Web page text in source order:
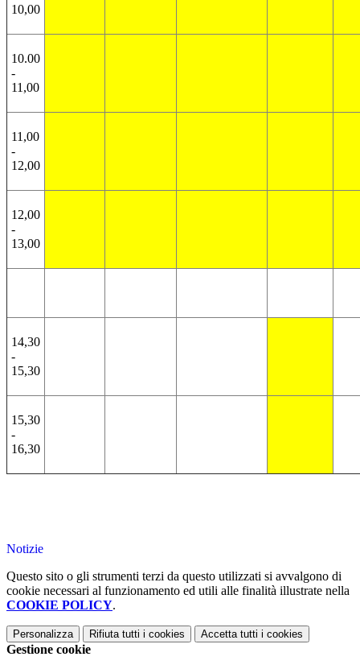
10,00
10.00
-
11,00
11,00
-
12,00
12,00
-
13,00
14,30
-
15,30
15,30
-
16,30
Notizie
Questo sito o gli strumenti terzi da questo utilizzati si avvalgono di
cookie necessari al funzionamento ed utili alle finalità illustrate nella
COOKIE POLICY.
Personalizza Rifiuta tutti i cookies Accetta tutti i cookies
Gestione cookie